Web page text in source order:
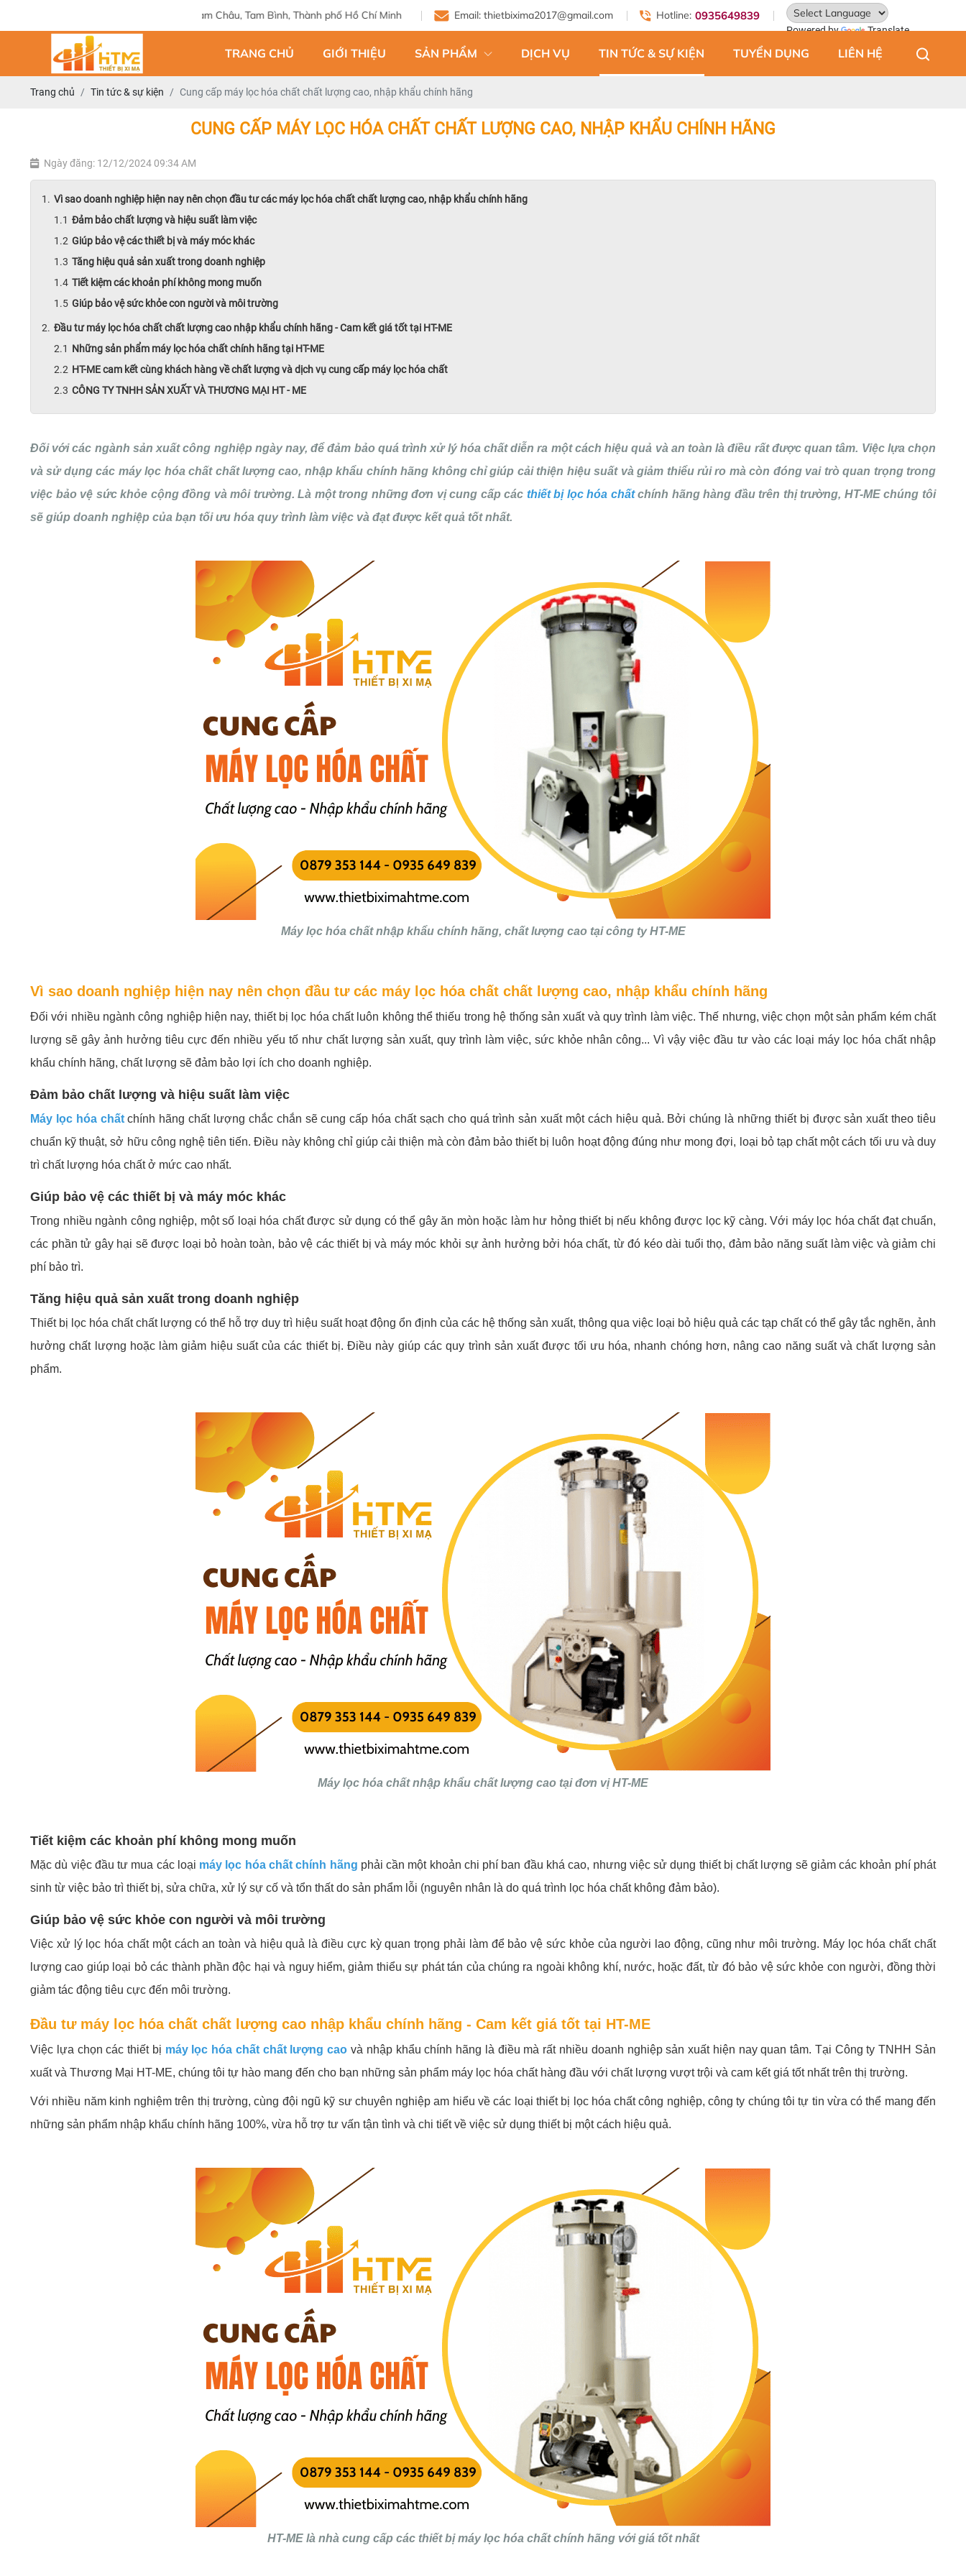
Địa chỉ: 124 Tam Châu, Tam Bình, Thành phố Hồ Chí Minh Email: thietbixima2017@gmail.com Hotline: 0935649839
Powered by Translate
TRANG CHỦ GIỚI THIỆU SẢN PHẨM DỊCH VỤ TIN TỨC & SỰ KIỆN TUYỂN DỤNG LIÊN HỆ
Trang chủ Tin tức & sự kiện Cung cấp máy lọc hóa chất chất lượng cao, nhập khẩu chính hãng
CUNG CẤP MÁY LỌC HÓA CHẤT CHẤT LƯỢNG CAO, NHẬP KHẨU CHÍNH HÃNG
Ngày đăng: 12/12/2024 09:34 AM
Vì sao doanh nghiệp hiện nay nên chọn đầu tư các máy lọc hóa chất chất lượng cao, nhập khẩu chính hãng
Đảm bảo chất lượng và hiệu suất làm việc
Giúp bảo vệ các thiết bị và máy móc khác
Tăng hiệu quả sản xuất trong doanh nghiệp
Tiết kiệm các khoản phí không mong muốn
Giúp bảo vệ sức khỏe con người và môi trường
Đầu tư máy lọc hóa chất chất lượng cao nhập khẩu chính hãng - Cam kết giá tốt tại HT-ME
Những sản phẩm máy lọc hóa chất chính hãng tại HT-ME
HT-ME cam kết cùng khách hàng về chất lượng và dịch vụ cung cấp máy lọc hóa chất
CÔNG TY TNHH SẢN XUẤT VÀ THƯƠNG MẠI HT - ME
Đối với các ngành sản xuất công nghiệp ngày nay, để đảm bảo quá trình xử lý hóa chất diễn ra một cách hiệu quả và an toàn là điều rất được quan tâm. Việc lựa chọn
và sử dụng các máy lọc hóa chất chất lượng cao, nhập khẩu chính hãng không chỉ giúp cải thiện hiệu suất và giảm thiểu rủi ro mà còn đóng vai trò quan trọng trong
việc bảo vệ sức khỏe cộng đồng và môi trường. Là một trong những đơn vị cung cấp các thiết bị lọc hóa chấtchính hãng hàng đầu trên thị trường, HT-ME chúng tôi
sẽ giúp doanh nghiệp của bạn tối ưu hóa quy trình làm việc và đạt được kết quả tốt nhất.
Máy lọc hóa chất nhập khẩu chính hãng, chất lượng cao tại công ty HT-ME
Vì sao doanh nghiệp hiện nay nên chọn đầu tư các máy lọc hóa chất chất lượng cao, nhập khẩu chính hãng
Đối với nhiều ngành công nghiệp hiện nay, thiết bị lọc hóa chất luôn không thể thiếu trong hệ thống sản xuất và quy trình làm việc. Thế nhưng, việc chọn một sản phẩm kém chất
lượng sẽ gây ảnh hưởng tiêu cực đến nhiều yếu tố như chất lượng sản xuất, quy trình làm việc, sức khỏe nhân công... Vì vậy việc đầu tư vào các loại máy lọc hóa chất nhập
khẩu chính hãng, chất lượng sẽ đảm bảo lợi ích cho doanh nghiệp.
Đảm bảo chất lượng và hiệu suất làm việc
Máy lọc hóa chấtchính hãng chất lượng chắc chắn sẽ cung cấp hóa chất sạch cho quá trình sản xuất một cách hiệu quả. Bởi chúng là những thiết bị được sản xuất theo tiêu
chuẩn kỹ thuật, sở hữu công nghệ tiên tiến. Điều này không chỉ giúp cải thiện mà còn đảm bảo thiết bị luôn hoạt động đúng như mong đợi, loại bỏ tạp chất một cách tối ưu và duy
trì chất lượng hóa chất ở mức cao nhất.
Giúp bảo vệ các thiết bị và máy móc khác
Trong nhiều ngành công nghiệp, một số loại hóa chất được sử dụng có thể gây ăn mòn hoặc làm hư hỏng thiết bị nếu không được lọc kỹ càng. Với máy lọc hóa chất đạt chuẩn,
các phần tử gây hại sẽ được loại bỏ hoàn toàn, bảo vệ các thiết bị và máy móc khỏi sự ảnh hưởng bởi hóa chất, từ đó kéo dài tuổi thọ, đảm bảo năng suất làm việc và giảm chi
phí bảo trì.
Tăng hiệu quả sản xuất trong doanh nghiệp
Thiết bị lọc hóa chất chất lượng có thể hỗ trợ duy trì hiệu suất hoạt động ổn định của các hệ thống sản xuất, thông qua việc loại bỏ hiệu quả các tạp chất có thể gây tắc nghẽn, ảnh
hưởng chất lượng hoặc làm giảm hiệu suất của các thiết bị. Điều này giúp các quy trình sản xuất được tối ưu hóa, nhanh chóng hơn, nâng cao năng suất và chất lượng sản
phẩm.
Máy lọc hóa chất nhập khẩu chất lượng cao tại đơn vị HT-ME
Tiết kiệm các khoản phí không mong muốn
Mặc dù việc đầu tư mua các loại máy lọc hóa chất chính hãng phải cần một khoản chi phí ban đầu khá cao, nhưng việc sử dụng thiết bị chất lượng sẽ giảm các khoản phí phát
sinh từ việc bảo trì thiết bị, sửa chữa, xử lý sự cố và tổn thất do sản phẩm lỗi (nguyên nhân là do quá trình lọc hóa chất không đảm bảo).
Giúp bảo vệ sức khỏe con người và môi trường
Việc xử lý lọc hóa chất một cách an toàn và hiệu quả là điều cực kỳ quan trọng phải làm để bảo vệ sức khỏe của người lao động, cũng như môi trường. Máy lọc hóa chất chất
lượng cao giúp loại bỏ các thành phần độc hại và nguy hiểm, giảm thiểu sự phát tán của chúng ra ngoài không khí, nước, hoặc đất, từ đó bảo vệ sức khỏe con người, đồng thời
giảm tác động tiêu cực đến môi trường.
Đầu tư máy lọc hóa chất chất lượng cao nhập khẩu chính hãng - Cam kết giá tốt tại HT-ME
Việc lựa chọn các thiết bị máy lọc hóa chất chất lượng cao và nhập khẩu chính hãng là điều mà rất nhiều doanh nghiệp sản xuất hiện nay quan tâm. Tại Công ty TNHH Sản
xuất và Thương Mại HT-ME, chúng tôi tự hào mang đến cho bạn những sản phẩm máy lọc hóa chất hàng đầu với chất lượng vượt trội và cam kết giá tốt nhất trên thị trường.
Với nhiều năm kinh nghiệm trên thị trường, cùng đội ngũ kỹ sư chuyên nghiệp am hiểu về các loại thiết bị lọc hóa chất công nghiệp, công ty chúng tôi tự tin vừa có thể mang đến
những sản phẩm nhập khẩu chính hãng 100%, vừa hỗ trợ tư vấn tận tình và chi tiết về việc sử dụng thiết bị một cách hiệu quả.
HT-ME là nhà cung cấp các thiết bị máy lọc hóa chất chính hãng với giá tốt nhất